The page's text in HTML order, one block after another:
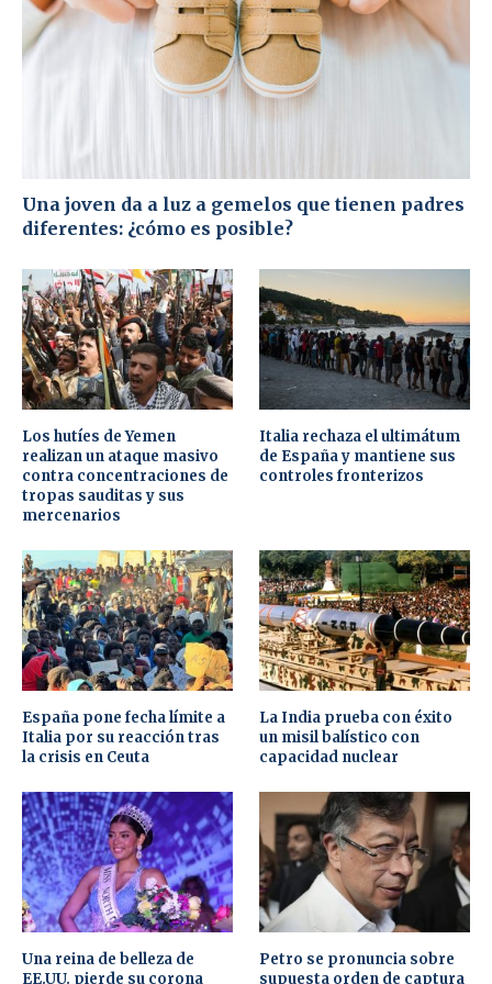
Una joven da a luz a gemelos que tienen padres
diferentes: ¿cómo es posible?
Los hutíes de Yemen
realizan un ataque masivo
contra concentraciones de
tropas sauditas y sus
mercenarios
Italia rechaza el ultimátum
de España y mantiene sus
controles fronterizos
España pone fecha límite a
Italia por su reacción tras
la crisis en Ceuta
La India prueba con éxito
un misil balístico con
capacidad nuclear
Una reina de belleza de
EE.UU. pierde su corona
Petro se pronuncia sobre
supuesta orden de captura